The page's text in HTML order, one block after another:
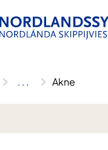
.. . Akne